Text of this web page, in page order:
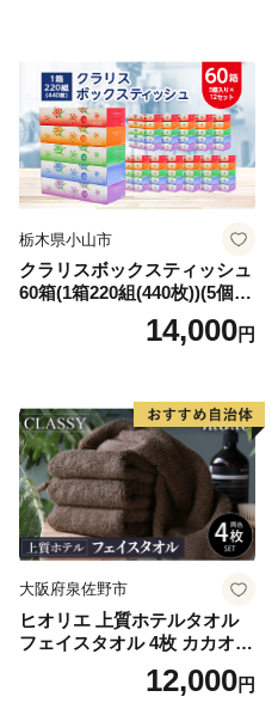
倶知安町 日用品
栃木県小山市
クラリスボックスティッシュ
60箱(1箱220組(440枚))(5個入
り×12セット)【1256759】
14,000円
大阪府泉佐野市
ヒオリエ 上質ホテルタオル
フェイスタオル 4枚 カカオ
【タオル 泉州タオル 吸水 普
段使い 無地 シンプル 日用品
12,000円